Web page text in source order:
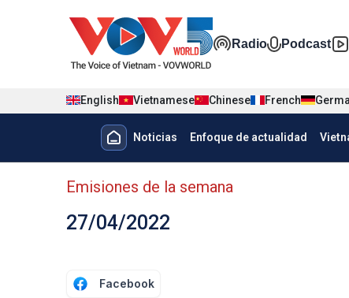
Đa phương
Radio Podcast
English Vietnamese Chinese French
Menu trang chủ tiếng Tây Ban
Noticias Enfoque de actualidad
Menu phụ tiếng Tây ban nha
Emisiones de la semana
27/04/2022
Facebook